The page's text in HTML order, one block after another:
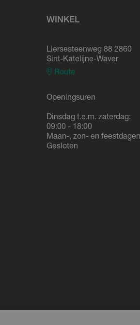
WINKEL
Liersesteenweg 88 2860
Sint-Katelijne-Waver
Route
Openingsuren
Dinsdag t.e.m. zaterdag:
09:00 - 18:00
Maan-, zon- en
Gesloten